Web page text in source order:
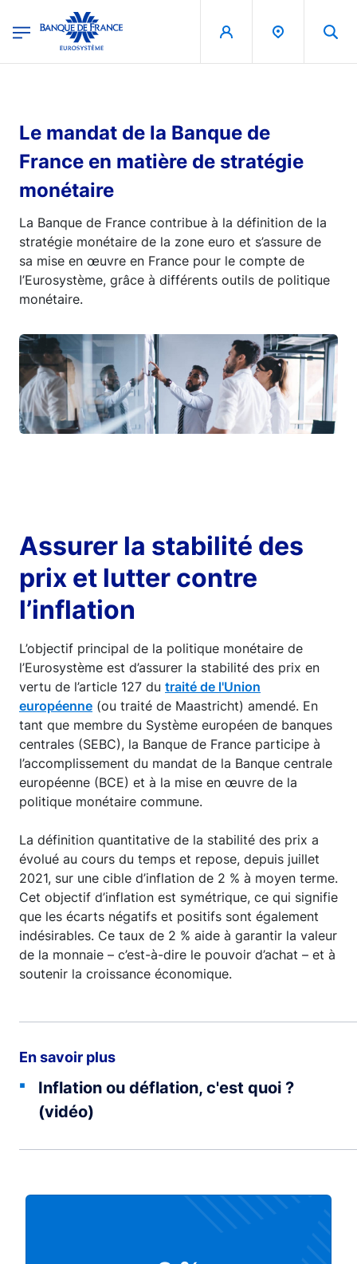
Banque de France - Menu Principal
Le mandat de la Banque de
France en matière de stratégie
monétaire
La Banque de France contribue à la définition de la
stratégie monétaire de la zone euro et s’assure de
sa mise en œuvre en France pour le compte de
l’Eurosystème, grâce à différents outils de politique
monétaire.
Assurer la stabilité des
prix et lutter contre
l’inflation
L’objectif principal de la politique monétaire de
l’Eurosystème est d’assurer la stabilité des prix en
vertu de l’article 127 du traité de l'Union
européenne (ou traité de Maastricht) amendé. En
tant que membre du Système européen de banques
centrales (SEBC), la Banque de France participe à
l’accomplissement du mandat de la Banque centrale
européenne (BCE) et à la mise en œuvre de la
politique monétaire commune.
La définition quantitative de la stabilité des prix a
évolué au cours du temps et repose, depuis juillet
2021, sur une cible d’inflation de 2 % à moyen terme.
Cet objectif d’inflation est symétrique, ce qui signifie
que les écarts négatifs et positifs sont également
indésirables. Ce taux de 2 % aide à garantir la valeur
de la monnaie – c’est-à-dire le pouvoir d’achat – et à
soutenir la croissance économique.
En savoir plus
Inflation ou déflation, c'est quoi ?
(vidéo)